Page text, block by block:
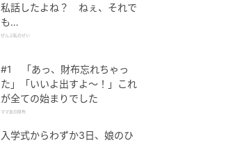
私話したよね？ ねぇ、それで
も…
ぜんぶ私のせい
#1 「あっ、財布忘れちゃっ
た」「いいよ出すよ〜！」これ
が全ての始まりでした
ママ友の財布
入学式からわずか3日、娘のひ